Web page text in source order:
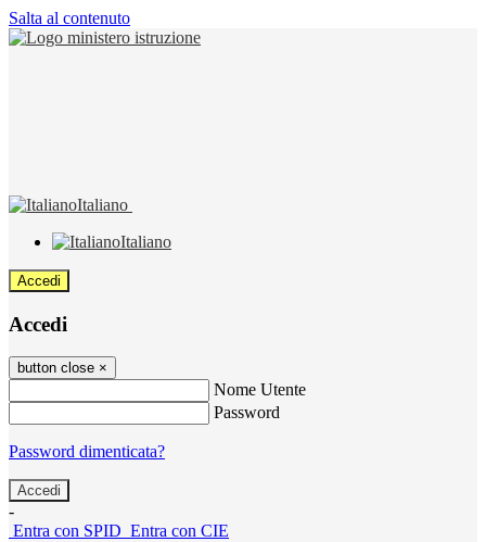
Salta al contenuto
Italiano
Italiano
Accedi
Accedi
button close ×
Nome Utente
Password
Password dimenticata?
-
Entra con SPID Entra con CIE